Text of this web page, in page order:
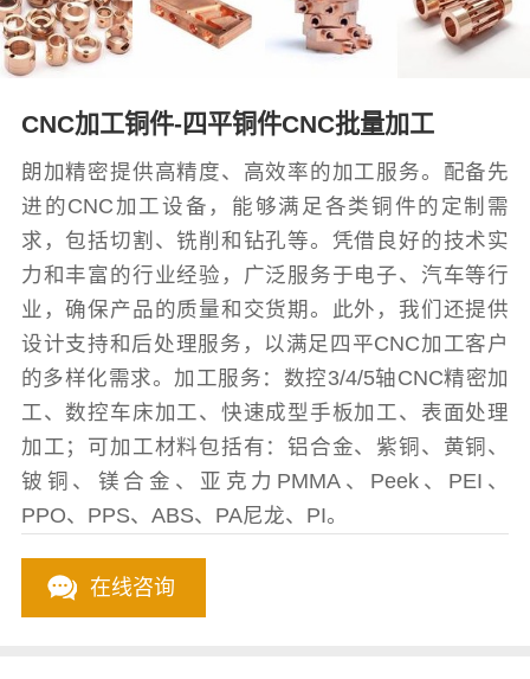
CNC加工铜件-四平铜件CNC批量加工
朗加精密提供高精度、高效率的加工服务。配备先
进的CNC加工设备，能够满足各类铜件的定制需
求，包括切割、铣削和钻孔等。凭借良好的技术实
力和丰富的行业经验，广泛服务于电子、汽车等行
业，确保产品的质量和交货期。此外，我们还提供
设计支持和后处理服务，以满足四平CNC加工客户
的多样化需求。加工服务：数控3/4/5轴CNC精密加
工、数控车床加工、快速成型手板加工、表面处理
加工；可加工材料包括有：铝合金、紫铜、黄铜、
铍铜、镁合金、亚克力PMMA、Peek、PEI、
PPO、PPS、ABS、PA尼龙、PI。
在线咨询